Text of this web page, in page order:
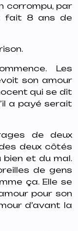
corrompu, par
fait 8 ans de
Les
son amour
qui se dit
a payé serait
de deux
deux côtés
et du mal.
de gens
ça. Elle se
pour son
d’avant la